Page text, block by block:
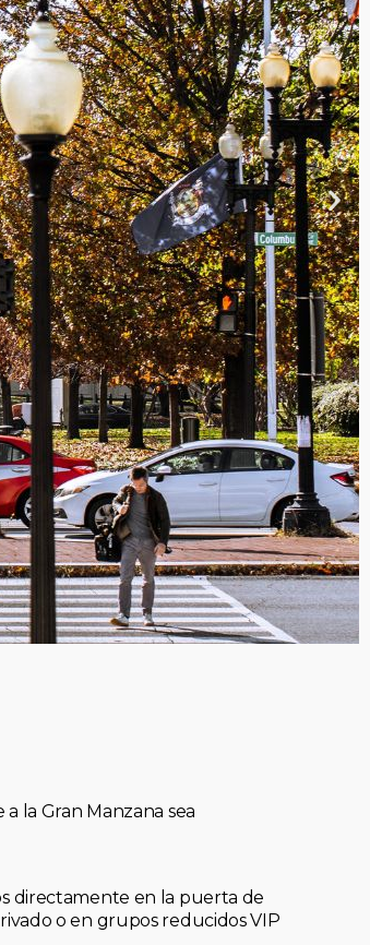
la Gran Manzana sea
directamente en la puerta de
o en grupos reducidos VIP